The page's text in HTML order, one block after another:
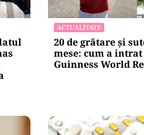
Importante